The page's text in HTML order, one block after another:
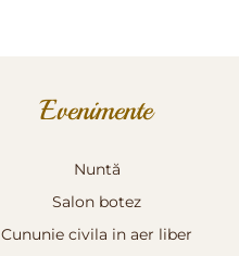
Evenimente
Nuntă
Salon botez
Cununie civila in aer liber